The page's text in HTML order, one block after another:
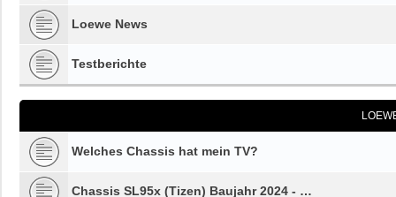
Loewe News
Testberichte
Welches Chassis hat mein TV?
Chassis SL95x (Tizen) Baujahr 2024 - …